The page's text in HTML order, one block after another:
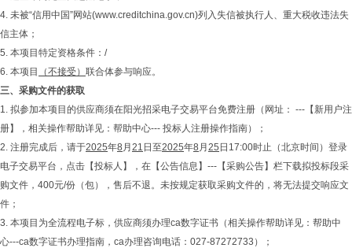
4. 未被“信用中国”网站(www.creditchina.gov.cn)列入失信被执行人、重大税收违法失
信主体；
5. 本项目特定资格条件：/
6. 本项目
（不接受） 联合体参与响应。
三、采购文件的获取
1. 拟参加本项目的供应商须在阳光招采电子交易平台免费注册（网址： ---【新用户注
册】，相关操作帮助详见：帮助中心--- 投标人注册操作指南）；
2. 注册完成后，请于2025年8 月 21 日至2025年8 月 25 日17:00时止（北京时间）登录
电子交易平台，点击【投标人】，在【公告信息】---【采购公告】栏下载拟投标段采
购文件，400元/份（包），售后不退。未按规定获取采购文件的，将无法提交响应文
件；
3. 本项目为全流程电子标，供应商须办理ca数字证书（相关操作帮助详见：帮助中
心---ca数字证书办理指南，ca办理咨询电话：027-87272733）；